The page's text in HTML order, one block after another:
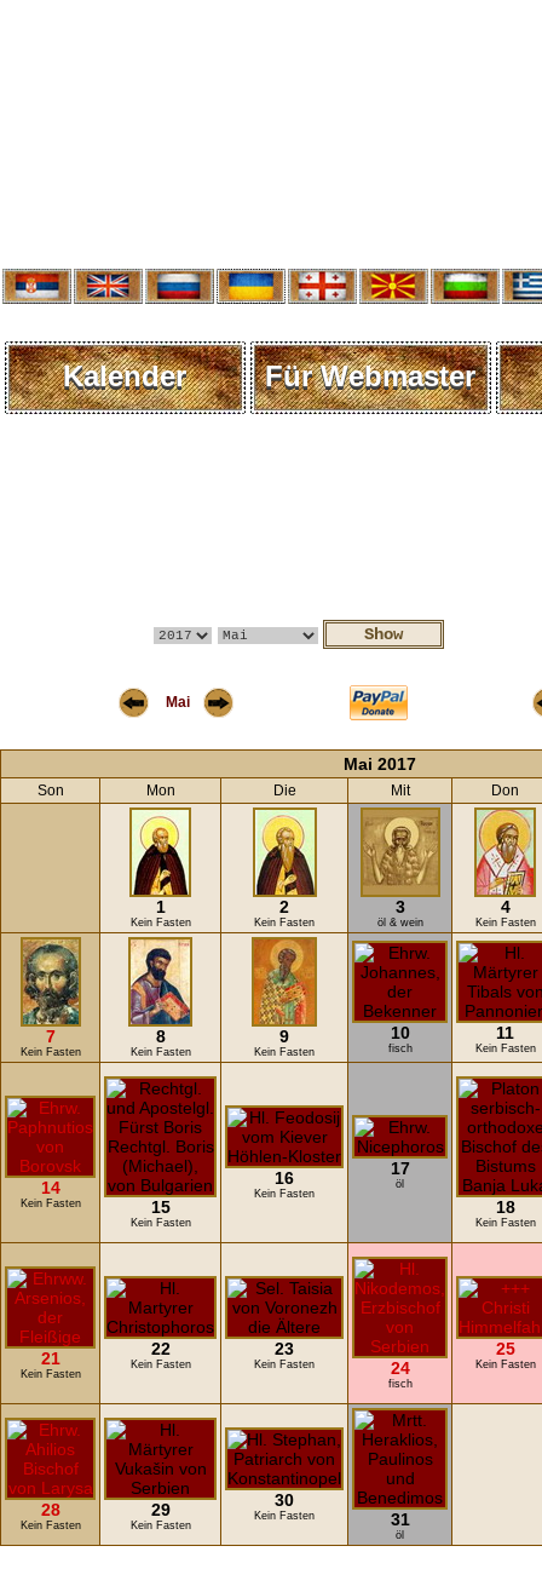
Kalender Für Webmaster
Mai
Mai 2017
Son Mon Die Mit Don
1
Kein Fasten
2
Kein Fasten
3
öl & wein
4
Kein Fasten
7
Kein Fasten
8
Kein Fasten
9
Kein Fasten
10
fisch
11
Kein Fasten
14
Kein Fasten 15
Kein Fasten
16
Kein Fasten
17
öl
18
Kein Fasten
21
Kein Fasten
22
Kein Fasten
23
Kein Fasten 24
fisch
25
Kein Fasten
28
Kein Fasten
29
Kein Fasten
30
Kein Fasten 31
öl